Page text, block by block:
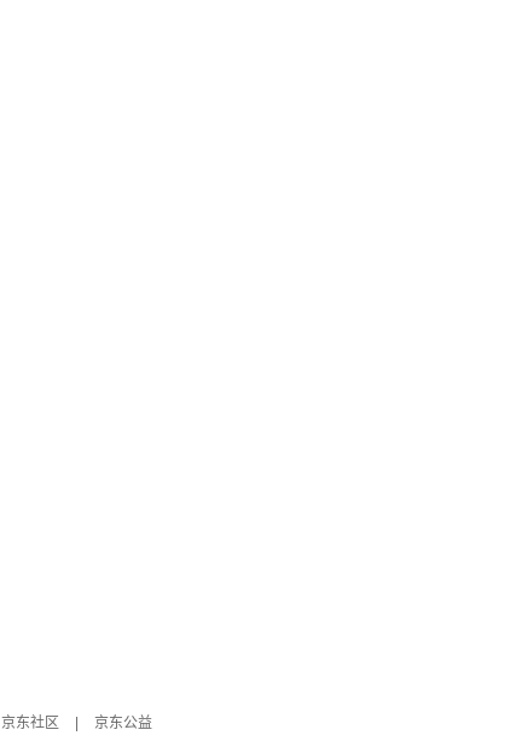
京东社区
京东公益